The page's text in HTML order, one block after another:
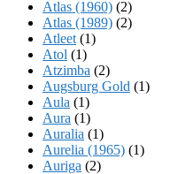
Atlas (1960) (2)
Atlas (1989) (2)
Atleet (1)
Atol (1)
Atzimba (2)
Augsburg Gold (1)
Aula (1)
Aura (1)
Auralia (1)
Aurelia (1965) (1)
Auriga (2)